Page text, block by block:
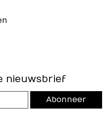
nieuwsbrief
Abonneer